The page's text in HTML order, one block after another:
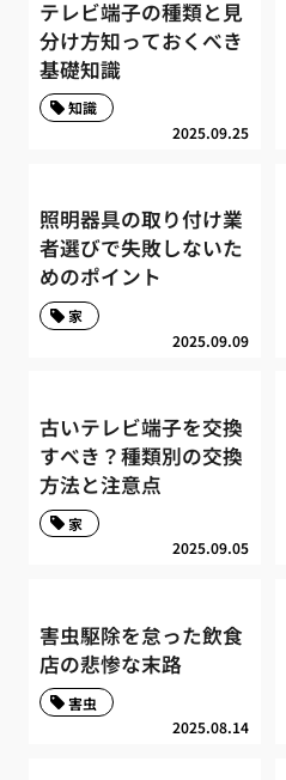
テレビ端子の種類と見
分け方知っておくべき
基礎知識
2025.09.25
知識
照明器具の取り付け業
者選びで失敗しないた
めのポイント
2025.09.09
家
古いテレビ端子を交換
すべき？種類別の交換
方法と注意点
2025.09.05
家
害虫駆除を怠った飲食
店の悲惨な末路
2025.08.14
害虫